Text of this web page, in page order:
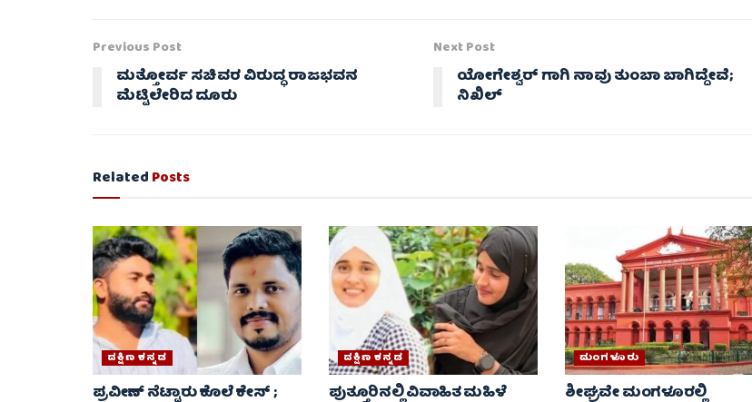
Previous Post
ಮತ್ತೋರ್ವ ಸಚಿವರ ವಿರುದ್ಧ ರಾಜಭವನ
ಮೆಟ್ಟಿಲೇರಿದ ದೂರು
Next Post
ಯೋಗೇಶ್ವರ್ ಗಾಗಿ ನಾವು ತುಂಬಾ ಬಾಗಿದ್ದೇವೆ;
ನಿಖಿಲ್
RelatedPosts
ದಕ್ಷಿಣ ಕನ್ನಡ
ಪ್ರವೀಣ್ ನೆಟ್ಟಾರು ಕೊಲೆ ಕೇಸ್ ​;
ದಕ್ಷಿಣ ಕನ್ನಡ
ಪುತ್ತೂರಿನಲ್ಲಿ ವಿವಾಹಿತ ಮಹಿಳೆ
ಮಂಗಳೂರು
ಶೀಘ್ರವೇ ಮಂಗಳೂರಲ್ಲಿ